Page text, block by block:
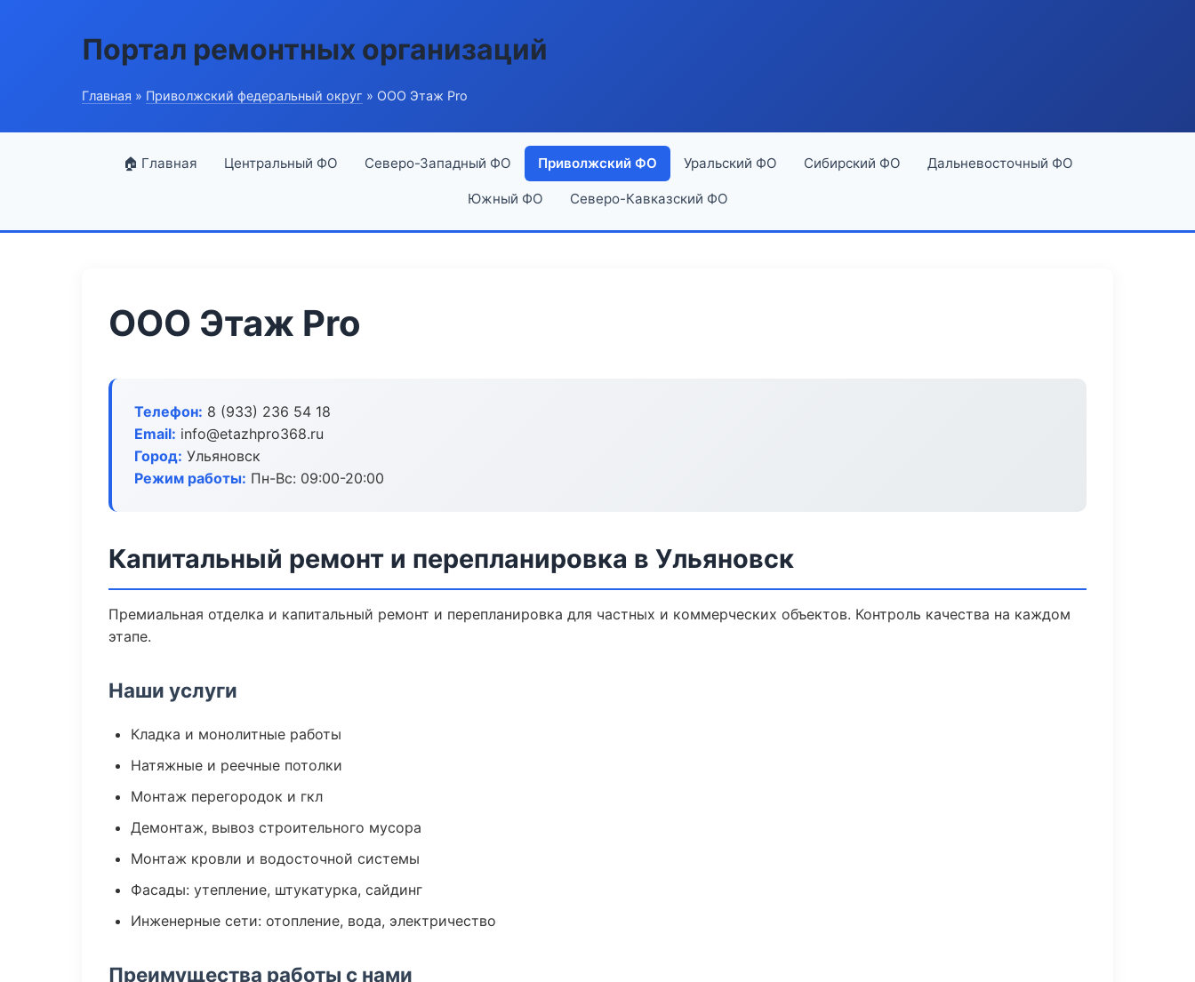
Портал ремонтных организаций
Главная » Приволжский федеральный округ » ООО Этаж Pro
🏠 Главная Центральный ФО Северо-Западный ФО Приволжский ФО Уральский ФО Сибирский ФО Дальневосточный ФО
Южный ФО Северо-Кавказский ФО
ООО Этаж Pro
Телефон: 8 (933) 236 54 18
Email: info@etazhpro368.ru
Город: Ульяновск
Режим работы: Пн-Вс: 09:00-20:00
Капитальный ремонт и перепланировка в Ульяновск
Премиальная отделка и капитальный ремонт и перепланировка для частных и коммерческих объектов. Контроль качества на каждом
этапе.
Наши услуги
Кладка и монолитные работы
Натяжные и реечные потолки
Монтаж перегородок и гкл
Демонтаж, вывоз строительного мусора
Монтаж кровли и водосточной системы
Фасады: утепление, штукатурка, сайдинг
Инженерные сети: отопление, вода, электричество
Преимущества работы с нами